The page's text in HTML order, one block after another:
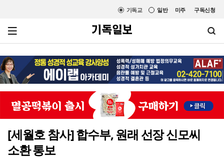
미주 구독신청
일반
기독교
[세월호 참사] 합수부, 원래 선장 신모씨
소환 통보